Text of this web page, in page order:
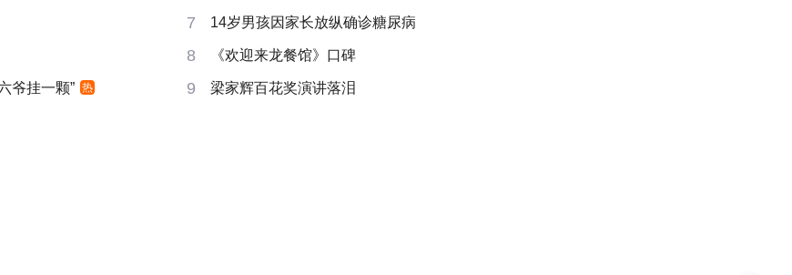
7 14岁男孩因家长放纵确诊糖尿病
8 《欢迎来龙餐馆》口碑
爷挂一颗” 热 9 梁家辉百花奖演讲落泪